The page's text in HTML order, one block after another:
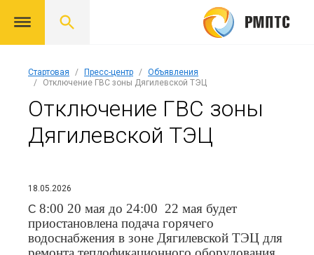
Стартовая Пресс-центр
Объявления
Отключение ГВС зоны Дягилевской ТЭЦ
Отключение ГВС зоны
Дягилевской ТЭЦ
18.05.2026
С 8:00 20 мая до 24:00 22 мая будет
приостановлена подача горячего
водоснабжения в зоне Дягилевской ТЭЦ для